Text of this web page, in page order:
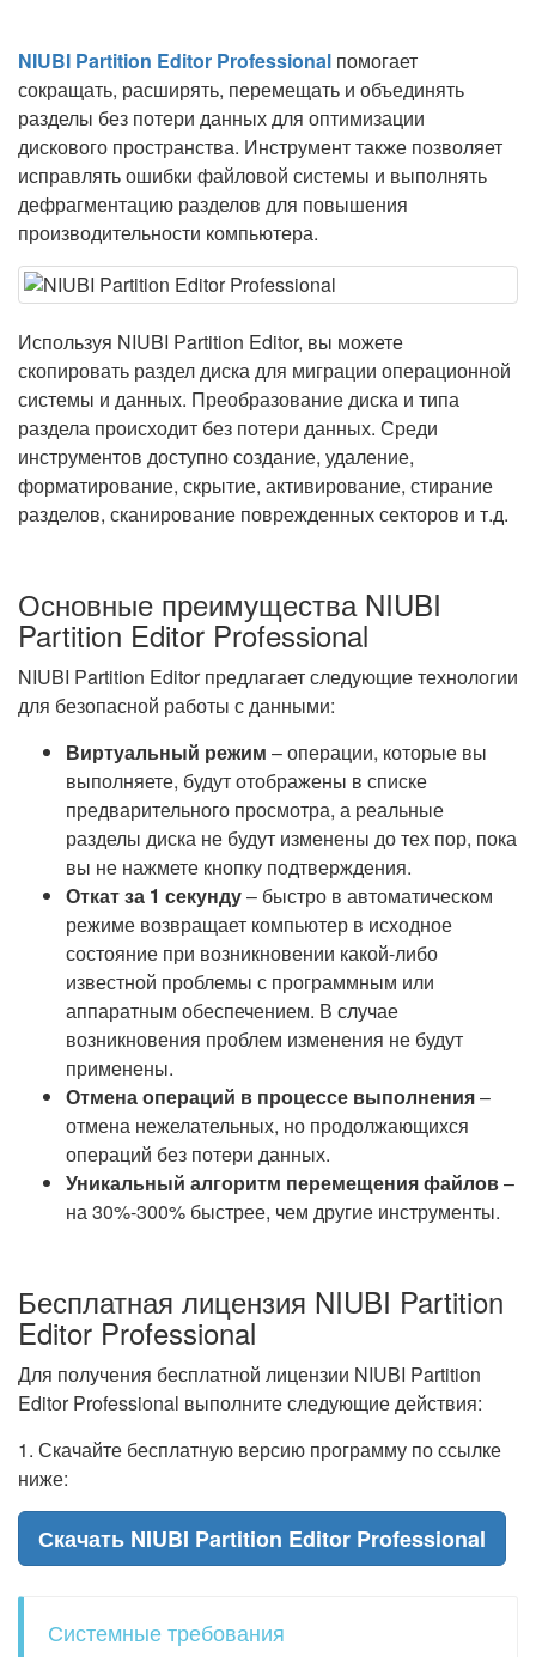
NIUBI Partition Editor Professional помогает
сокращать, расширять, перемещать и объединять
разделы без потери данных для оптимизации
дискового пространства. Инструмент также позволяет
исправлять ошибки файловой системы и выполнять
дефрагментацию разделов для повышения
производительности компьютера.
Используя NIUBI Partition Editor, вы можете
скопировать раздел диска для миграции операционной
системы и данных. Преобразование диска и типа
раздела происходит без потери данных. Среди
инструментов доступно создание, удаление,
форматирование, скрытие, активирование, стирание
разделов, сканирование поврежденных секторов и т.д.
Основные преимущества NIUBI
Partition Editor Professional
NIUBI Partition Editor предлагает следующие технологии
для безопасной работы с данными:
Виртуальный режим – операции, которые вы
выполняете, будут отображены в списке
предварительного просмотра, а реальные
разделы диска не будут изменены до тех пор, пока
вы не нажмете кнопку подтверждения.
Откат за 1 секунду– быстро в автоматическом
режиме возвращает компьютер в исходное
состояние при возникновении какой-либо
известной проблемы с программным или
аппаратным обеспечением. В случае
возникновения проблем изменения не будут
применены.
Отмена операций в процессе выполнения–
отмена нежелательных, но продолжающихся
операций без потери данных.
Уникальный алгоритм перемещения файлов–
на 30%-300% быстрее, чем другие инструменты.
Бесплатная лицензия NIUBI Partition
Editor Professional
Для получения бесплатной лицензии NIUBI Partition
Editor Professional выполните следующие действия:
1. Скачайте бесплатную версию программу по ссылке
ниже:
Скачать NIUBI Partition Editor Professional
Системные требования